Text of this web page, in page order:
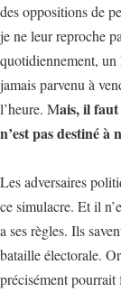
des oppositions de
je ne leur reproche
quotidiennement, un
jamais parvenu à
l’heure. Mais, il
n’est pas destiné
Les adversaires
ce simulacre. Et il
a ses règles. Ils
bataille électorale.
précisément